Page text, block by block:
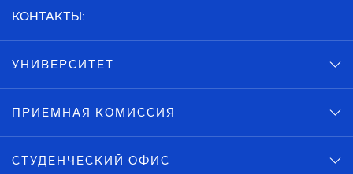
КОНТАКТЫ:
УНИВЕРСИТЕТ
ПРИЕМНАЯ КОМИССИЯ
СТУДЕНЧЕСКИЙ ОФИС